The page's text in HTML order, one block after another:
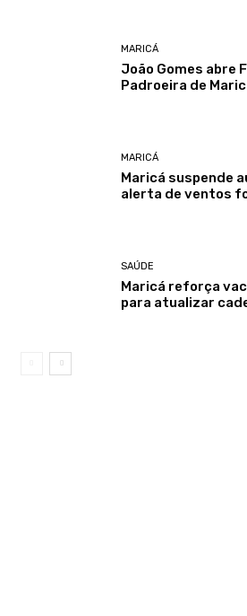
MARICÁ
João Gomes abre
Padroeira de
MARICÁ
Maricá suspende
alerta de ventos
SAÚDE
Maricá reforça
para atualizar